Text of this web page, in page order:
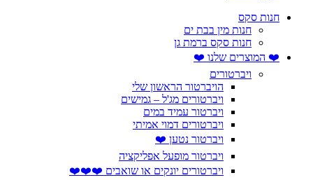
חנות סקס
חנות מין בבת ים
חנות סקס ברמת גן
❤️ המוצרים שלנו ❤️
ויברטורים
הויברטור הראשון שלי
ויברטורים מג'ל – גמישים
ויברטור עמיד במים
ויברטורים דמוי אמיתי
ויברטור נטען ❤️
ויברטור מופעל אפליקציה
ויברטורים יונקים או שואבים ❤️❤️❤️